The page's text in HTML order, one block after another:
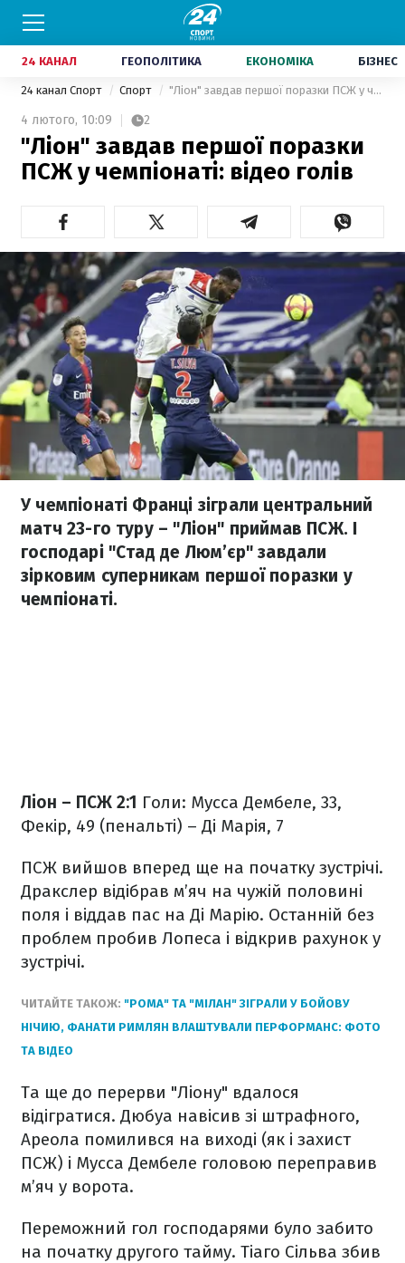
24 КАНАЛ ГЕОПОЛІТИКА ЕКОНОМІКА БІЗНЕС
24 канал Спорт Спорт "Ліон" завдав першої поразки ПСЖ у чемпіонаті: відео голів
4 лютого, 10:09 2
"Ліон" завдав першої поразки
ПСЖ у чемпіонаті: відео голів
У чемпіонаті Франці зіграли центральний
матч 23-го туру – "Ліон" приймав ПСЖ. І
господарі "Стад де Люм’єр" завдали
зірковим суперникам першої поразки у
чемпіонаті.
Ліон – ПСЖ 2:1 Голи: Мусса Дембеле, 33,
Фекір, 49 (пенальті) – Ді Марія, 7
ПСЖ вийшов вперед ще на початку зустрічі.
Дракслер відібрав м’яч на чужій половині
поля і віддав пас на Ді Марію. Останній без
проблем пробив Лопеса і відкрив рахунок у
зустрічі.
ЧИТАЙТЕ ТАКОЖ: "РОМА" ТА "МІЛАН" ЗІГРАЛИ У БОЙОВУ
НІЧИЮ, ФАНАТИ РИМЛЯН ВЛАШТУВАЛИ ПЕРФОРМАНС: ФОТО
ТА ВІДЕО
Та ще до перерви "Ліону" вдалося
відігратися. Дюбуа навісив зі штрафного,
Ареола помилився на виході (як і захист
ПСЖ) і Мусса Дембеле головою переправив
м’яч у ворота.
Переможний гол господарями було забито
на початку другого тайму. Тіаго Сільва збив